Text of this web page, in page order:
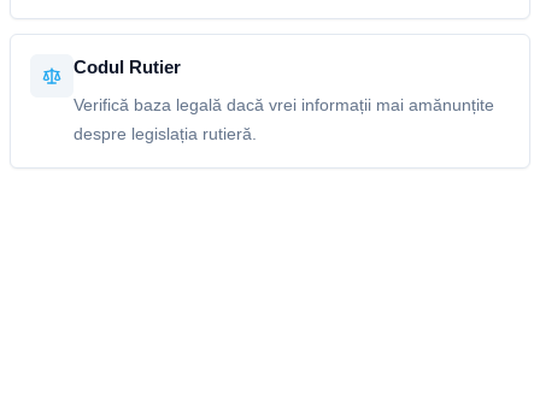
Codul Rutier
Verifică baza legală dacă vrei informații mai amănunțite
despre legislația rutieră.